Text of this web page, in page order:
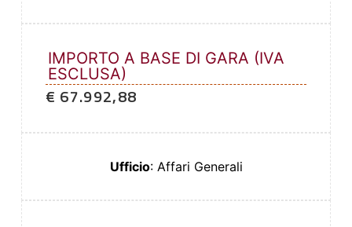
IMPORTO A BASE DI GARA (IVA
ESCLUSA)
€ 67.992,88
Ufficio: Affari Generali